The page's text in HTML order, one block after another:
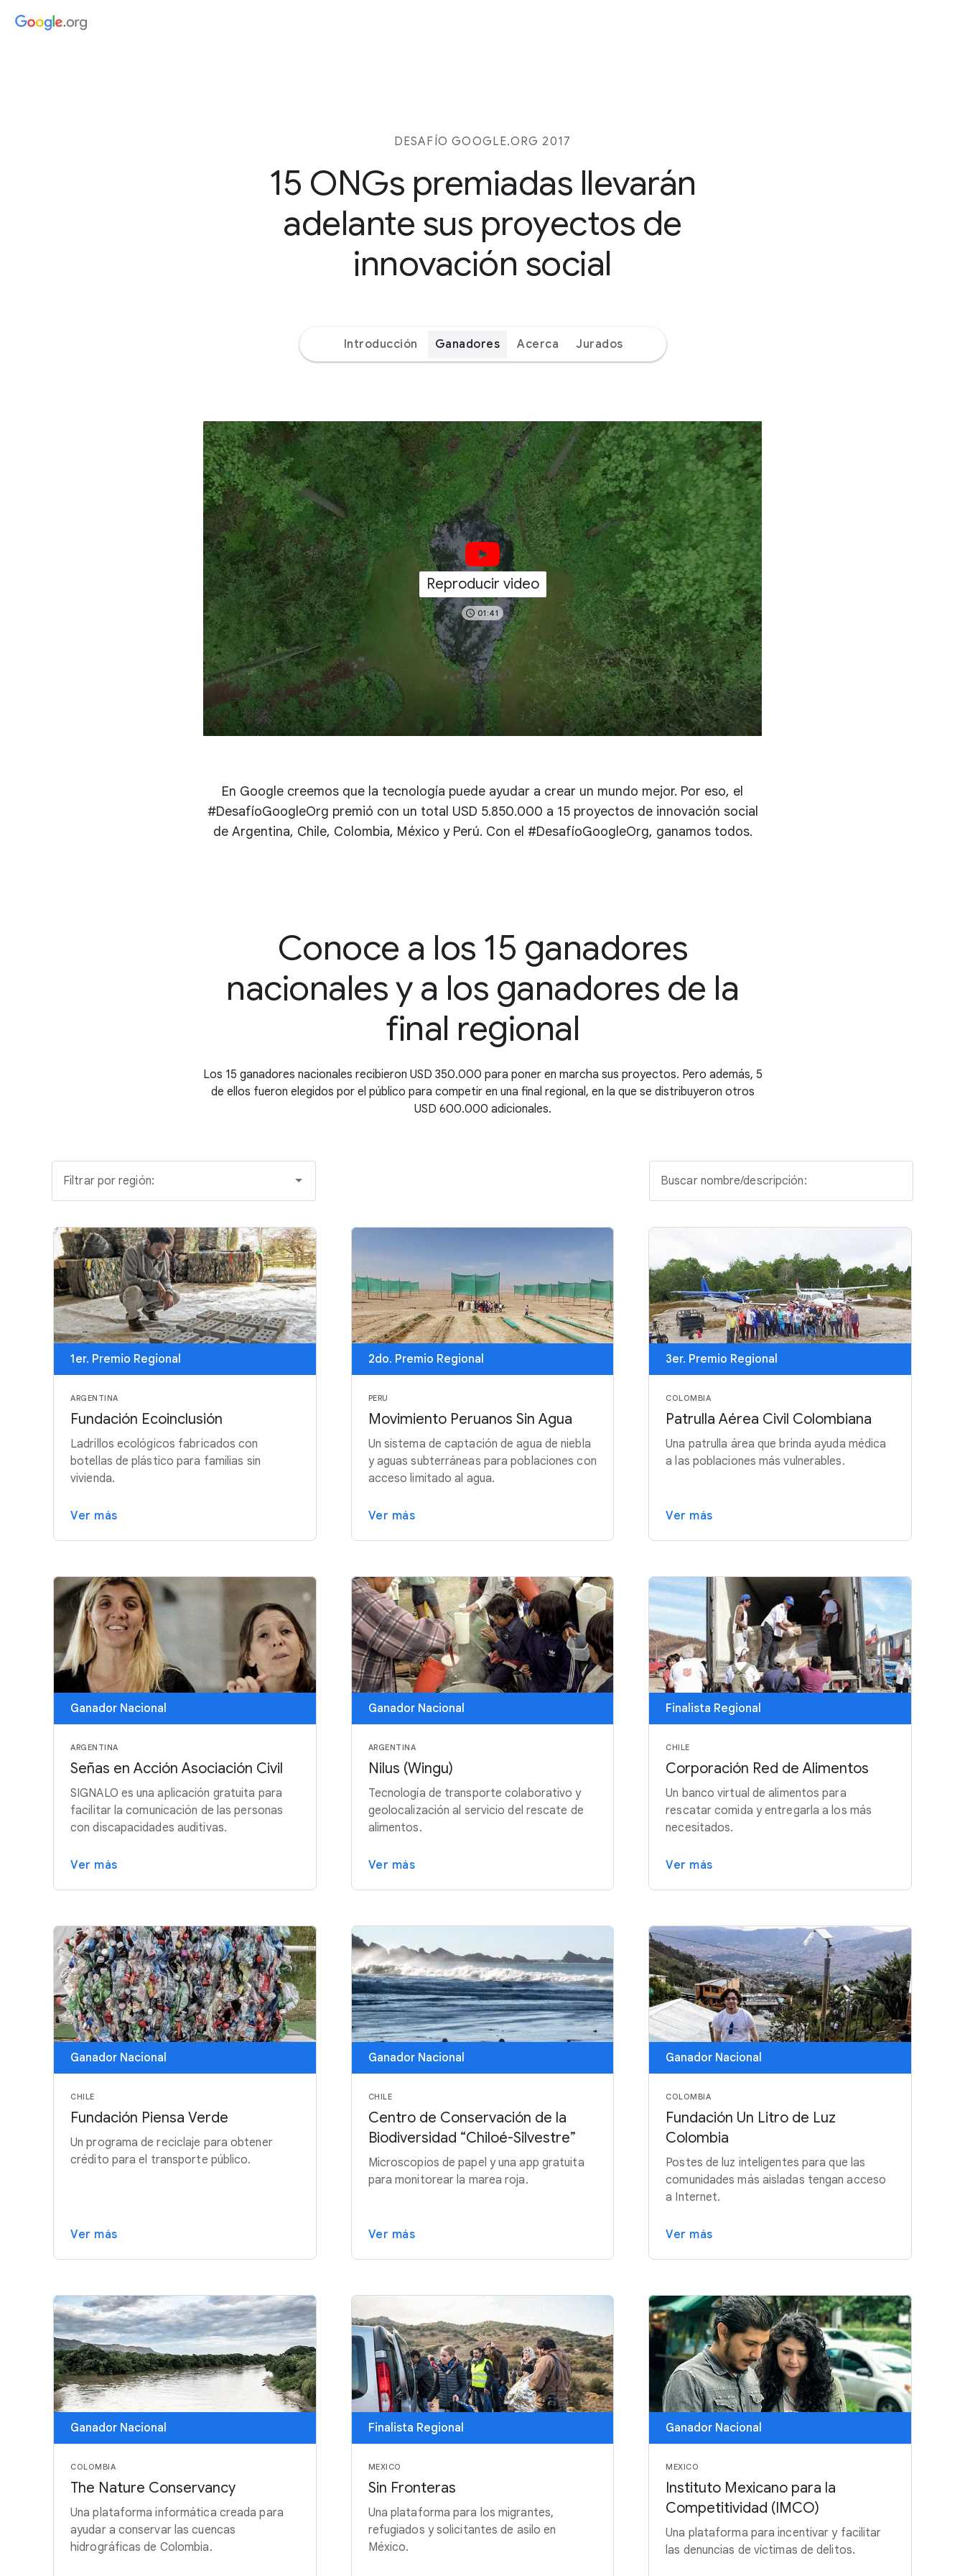
DESAFÍO GOOGLE.ORG 2017
15 ONGs premiadas llevarán
adelante sus proyectos de
innovación social
Introducción Ganadores Acerca Jurados
Reproducir video
01:41
En Google creemos que la tecnología puede ayudar a crear un mundo mejor. Por eso, el
#DesafíoGoogleOrg premió con un total USD 5.850.000 a 15 proyectos de innovación social
de Argentina, Chile, Colombia, México y Perú. Con el #DesafíoGoogleOrg, ganamos todos.
Conoce a los 15 ganadores
nacionales y a los ganadores de la
final regional
Los 15 ganadores nacionales recibieron USD 350.000 para poner en marcha sus proyectos. Pero además, 5
de ellos fueron elegidos por el público para competir en una final regional, en la que se distribuyeron otros
USD 600.000 adicionales.
Filtrar por región: Buscar nombre/descripción:
1er. Premio Regional
ARGENTINA
Fundación Ecoinclusión
Ladrillos ecológicos fabricados con
botellas de plástico para familias sin
vivienda.
Ver más
2do. Premio Regional
PERU
Movimiento Peruanos Sin Agua
Un sistema de captación de agua de niebla
y aguas subterráneas para poblaciones con
acceso limitado al agua.
Ver más
3er. Premio Regional
COLOMBIA
Patrulla Aérea Civil Colombiana
Una patrulla área que brinda ayuda médica
a las poblaciones más vulnerables.
Ver más
Ganador Nacional
ARGENTINA
Señas en Acción Asociación Civil
SIGNALO es una aplicación gratuita para
facilitar la comunicación de las personas
con discapacidades auditivas.
Ver más
Ganador Nacional
ARGENTINA
Nilus (Wingu)
Tecnología de transporte colaborativo y
geolocalización al servicio del rescate de
alimentos.
Ver más
Finalista Regional
CHILE
Corporación Red de Alimentos
Un banco virtual de alimentos para
rescatar comida y entregarla a los más
necesitados.
Ver más
Ganador Nacional
CHILE
Fundación Piensa Verde
Un programa de reciclaje para obtener
crédito para el transporte público.
Ver más
Ganador Nacional
CHILE
Centro de Conservación de la
Biodiversidad “Chiloé-Silvestre”
Microscopios de papel y una app gratuita
para monitorear la marea roja.
Ver más
Ganador Nacional
COLOMBIA
Fundación Un Litro de Luz
Colombia
Postes de luz inteligentes para que las
comunidades más aisladas tengan acceso
a Internet.
Ver más
Ganador Nacional
COLOMBIA
The Nature Conservancy
Una plataforma informática creada para
ayudar a conservar las cuencas
hidrográficas de Colombia.
Finalista Regional
MEXICO
Sin Fronteras
Una plataforma para los migrantes,
refugiados y solicitantes de asilo en
México.
Ganador Nacional
MEXICO
Instituto Mexicano para la
Competitividad (IMCO)
Una plataforma para incentivar y facilitar
las denuncias de víctimas de delitos.